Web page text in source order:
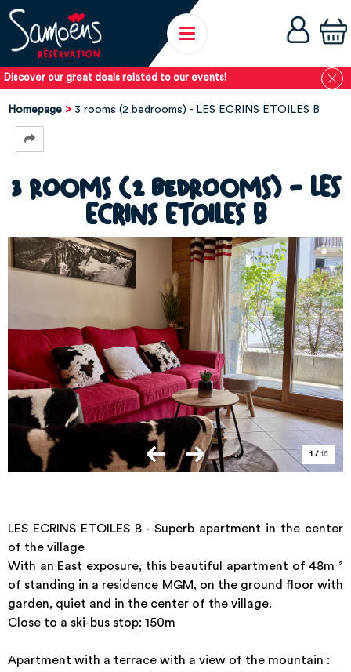
Discover our great deals related to our events!
Homepage 3 rooms (2 bedrooms) - LES ECRINS ETOILES B
3 rooms (2 bedrooms) - LES
ECRINS ETOILES B
1 / 16
LES ECRINS ETOILES B - Superb apartment in the center
of the village
With an East exposure, this beautiful apartment of 48m ²
of standing in a residence MGM, on the ground floor with
garden, quiet and in the center of the village.
Close to a ski-bus stop: 150m
Apartment with a terrace with a view of the mountain :